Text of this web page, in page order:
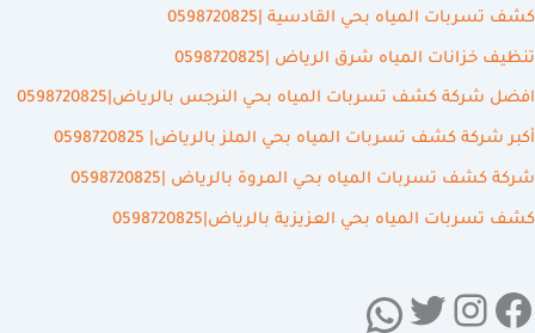
كشف تسربات المياه بحي القادسية |0598720825
تنظيف خزانات المياه شرق الرياض |0598720825
افضل شركة كشف تسربات المياه بحي النرجس بالرياض|0598720825
أكبر شركة كشف تسربات المياه بحي الملز بالرياض| 0598720825
شركة كشف تسربات المياه بحي المروة بالرياض |0598720825
كشف تسربات المياه بحي العزيزية بالرياض|0598720825